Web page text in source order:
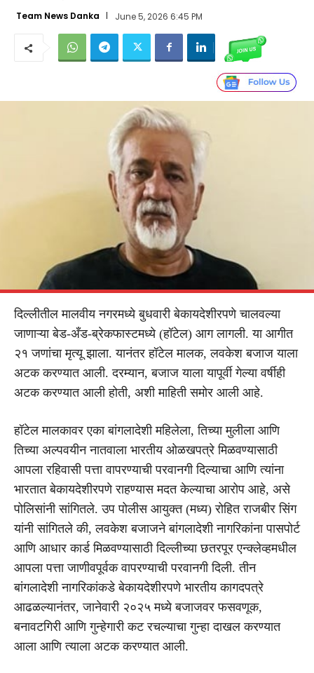
Team News Danka June 5, 2026 6:45 PM
दिल्लीतील मालवीय नगरमध्ये बुधवारी बेकायदेशीरपणे चालवल्या
जाणाऱ्या बेड-अँड-ब्रेकफास्टमध्ये (हॉटेल) आग लागली. या आगीत
२१ जणांचा मृत्यू झाला. यानंतर हॉटेल मालक, लवकेश बजाज याला
अटक करण्यात आली. दरम्यान, बजाज याला यापूर्वी गेल्या वर्षीही
अटक करण्यात आली होती, अशी माहिती समोर आली आहे.
हॉटेल मालकावर एका बांगलादेशी महिलेला, तिच्या मुलीला आणि
तिच्या अल्पवयीन नातवाला भारतीय ओळखपत्रे मिळवण्यासाठी
आपला रहिवासी पत्ता वापरण्याची परवानगी दिल्याचा आणि त्यांना
भारतात बेकायदेशीरपणे राहण्यास मदत केल्याचा आरोप आहे, असे
पोलिसांनी सांगितले. उप पोलीस आयुक्त (मध्य) रोहित राजबीर सिंग
यांनी सांगितले की, लवकेश बजाजने बांगलादेशी नागरिकांना पासपोर्ट
आणि आधार कार्ड मिळवण्यासाठी दिल्लीच्या छतरपूर एन्क्लेव्हमधील
आपला पत्ता जाणीवपूर्वक वापरण्याची परवानगी दिली. तीन
बांगलादेशी नागरिकांकडे बेकायदेशीरपणे भारतीय कागदपत्रे
आढळल्यानंतर, जानेवारी २०२५ मध्ये बजाजवर फसवणूक,
बनावटगिरी आणि गुन्हेगारी कट रचल्याचा गुन्हा दाखल करण्यात
आला आणि त्याला अटक करण्यात आली.